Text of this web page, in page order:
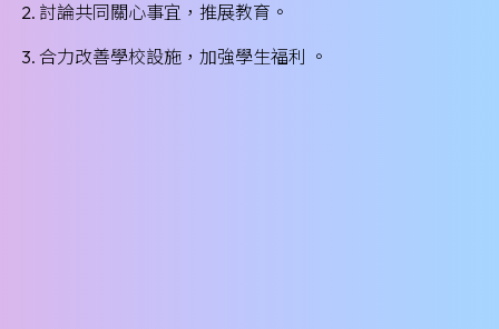
2. 討論共同關心事宜，推展教育。
3. 合力改善學校設施，加強學生福利 。